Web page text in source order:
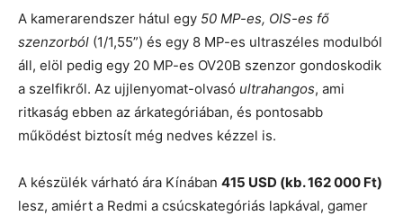
A kamerarendszer hátul egy 50 MP-es, OIS-es fő
szenzorból (1/1,55”) és egy 8 MP-es ultraszéles modulból
áll, elöl pedig egy 20 MP-es OV20B szenzor gondoskodik
a szelfikről. Az ujjlenyomat-olvasó ultrahangos, ami
ritkaság ebben az árkategóriában, és pontosabb
működést biztosít még nedves kézzel is.
A készülék várható ára Kínában 415 USD (kb. 162 000 Ft)
lesz, amiért a Redmi a csúcskategóriás lapkával, gamer